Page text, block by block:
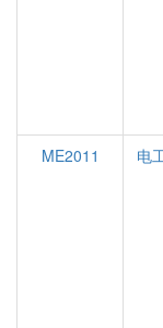
ME2011
电